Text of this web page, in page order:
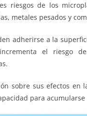
riesgos de los
metales pesados y
adherirse a la
el riesgo
sobre sus efectos en
para